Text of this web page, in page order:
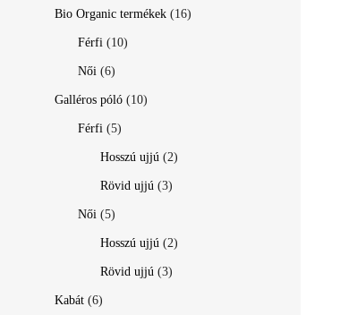
Bio Organic termékek (16)
Férfi (10)
Női (6)
Galléros póló (10)
Férfi (5)
Hosszú ujjú (2)
Rövid ujjú (3)
Női (5)
Hosszú ujjú (2)
Rövid ujjú (3)
Kabát (6)